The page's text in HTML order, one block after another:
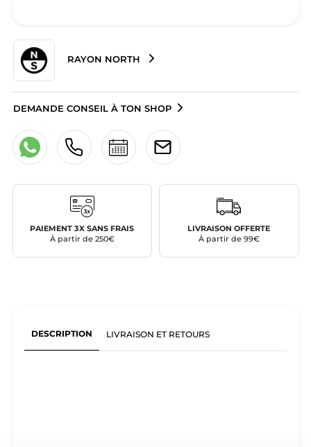
RAYON NORTH
DEMANDE CONSEIL À TON SHOP
PAIEMENT 3X SANS FRAIS
À partir de 250€
LIVRAISON OFFERTE
À partir de 99€
DESCRIPTION LIVRAISON ET RETOURS